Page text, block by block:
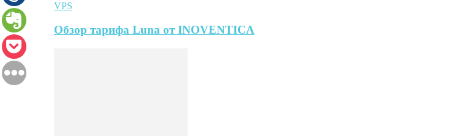
VPS
Обзор тарифа Luna от INOVENTICA